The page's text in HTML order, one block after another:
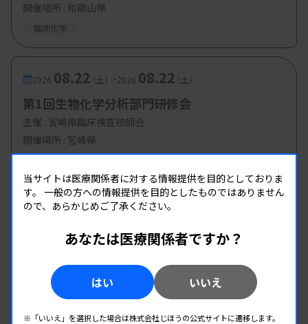
開催場所 : 和歌山県
臨床化学
2026. 08.22（土） -2026. 08.22（土）
第1回生物化学分析部門研修会
主催 : 宮崎県臨床検査技師会
開催場所 : 宮崎県
当サイトは医療関係者に対する情報提供を目的としておりま
す。 一般の方への情報提供を目的としたものではありません
ので、あらかじめご了承ください。
あなたは医療関係者ですか？
はい いいえ
※「いいえ」を選択した場合は株式会社じほうの公式サイトに遷移します。